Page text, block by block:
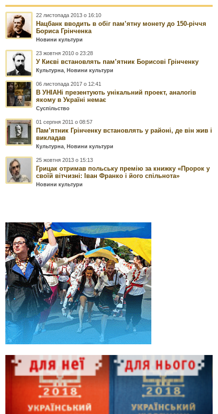
22 листопада 2013 о 16:10
Нацбанк вводить в обіг пам’ятну монету до 150-річчя
Бориса Грінченка
Новини культури
23 жовтня 2010 о 23:28
У Києві встановлять пам’ятник Борисові Грінченку
Культурна ,Новини культури
06 листопада 2017 о 12:41
В УНІАНі презентують унікальний проект, аналогів
якому в Україні немає
Суспільство
01 серпня 2011 о 08:57
Пам’ятник Грінченку встановлять у районі, де він жив і
викладав
Культурна ,Новини культури
25 жовтня 2013 о 15:13
Грицак отримав польську премію за книжку «Пророк у
своїй вітчизні: Іван Франко і його спільнота»
Новини культури